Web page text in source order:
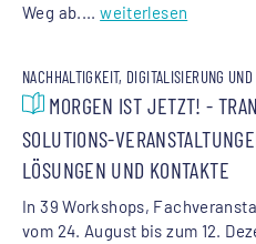
Weg ab....weiterlesen
NACHHALTIGKEIT, DIGITALISIERUNG
MORGEN IST JETZT! -
SOLUTIONS-
LÖSUNGEN UND KONTAKTE
In 39 Workshops,
vom 24. August bis zum 12.